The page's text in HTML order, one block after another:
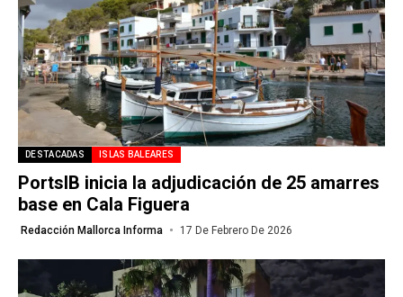
DESTACADAS ISLAS BALEARES
PortsIB inicia la adjudicación de 25 amarres
base en Cala Figuera
Redacción Mallorca Informa 17 De Febrero De 2026